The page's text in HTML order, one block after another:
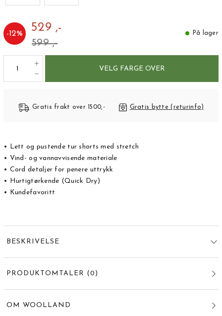
-12% 529 ,-
599 ,-
På lager
VELG FARGE OVER
Gratis frakt over 1500,- Gratis bytte (returinfo)
• Lett og pustende tur shorts med stretch
• Vind- og vannavvisende materiale
• Cord detaljer for penere uttrykk
• Hurtigtørkende (Quick Dry)
• Kundefavoritt
BESKRIVELSE
PRODUKTOMTALER (0 )
OM WOOLLAND